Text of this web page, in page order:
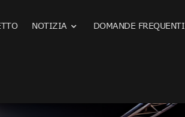
NOTIZIA DOMANDE FREQUENTI